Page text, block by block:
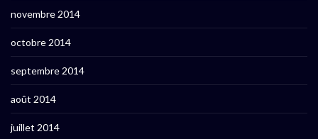
novembre 2014
octobre 2014
septembre 2014
août 2014
juillet 2014